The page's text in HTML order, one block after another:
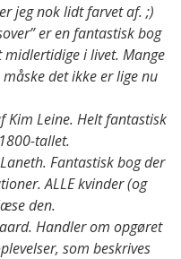
jeg nok lidt farvet af. ;)
er en fantastisk bog
i livet. Mange
det ikke er lige nu
Kim Leine. Helt fantastisk
tallet.
Fantastisk bog der
ALLE kvinder (og
den.
Handler om opgøret
som beskrives